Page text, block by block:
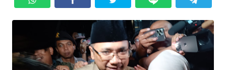
EKUIN
SAINS-TEKNO
KESEHATAN